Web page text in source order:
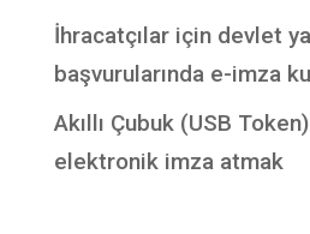
İhracatçılar için devlet
başvurularında e-imza
Akıllı Çubuk (USB
elektronik imza atmak